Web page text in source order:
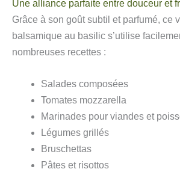
Une alliance parfaite entre douceur et
Grâce à son goût subtil et parfumé, ce
balsamique au basilic s’utilise
nombreuses recettes :
Salades composées
Tomates mozzarella
Marinades pour viandes et
Légumes grillés
Bruschettas
Pâtes et risottos